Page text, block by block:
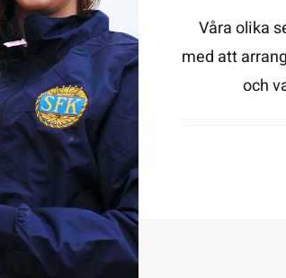
Våra olika
med att
och